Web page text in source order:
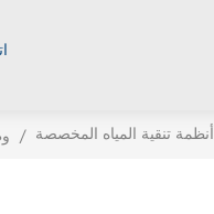
/ أنظمة تنقية المياه المخصصة